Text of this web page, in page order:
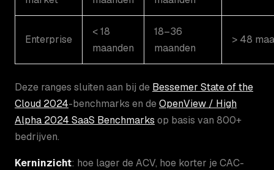
Enterprise
< 18
maanden
18–36
maanden
> 48
Deze ranges sluiten aan bij de Bessemer State of the
Cloud 2024-benchmarks en de OpenView / High
Alpha 2024 SaaS Benchmarks op basis van 800+
bedrijven.
Kerninzicht: hoe lager de ACV, hoe korter je CAC-